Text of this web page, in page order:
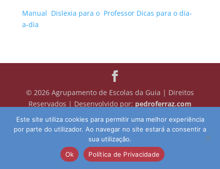
Manual Dislexia para o Professor Dicas para o dia-
a-dia
© 2026 Agrupamento de Escolas da Guia | Direitos
Reservados | Desenvolvido por: pedroferraz.com
Este site utiliza cookies para permitir uma melhor experiência
por parte do utilizador. Ao navegar no site estará a consentir a
sua utilização.
Ok
Política de Privacidade